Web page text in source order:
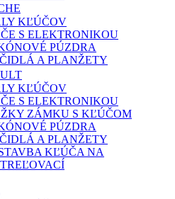
KĽÚČOV
S ELEKTRONIKOU
PÚZDRA
A PLANŽETY
KĽÚČOV
S ELEKTRONIKOU
ZÁMKU S KĽÚČOM
PÚZDRA
A PLANŽETY
KĽÚČA NA